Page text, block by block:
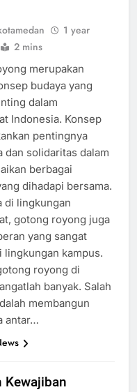
1 year
2 mins
merupakan
budaya yang
dalam
Indonesia. Konsep
pentingnya
dan solidaritas dalam
berbagai
dihadapi bersama.
di lingkungan
gotong royong juga
yang sangat
lingkungan kampus.
royong di
banyak. Salah
membangun
antar…
Kewajiban